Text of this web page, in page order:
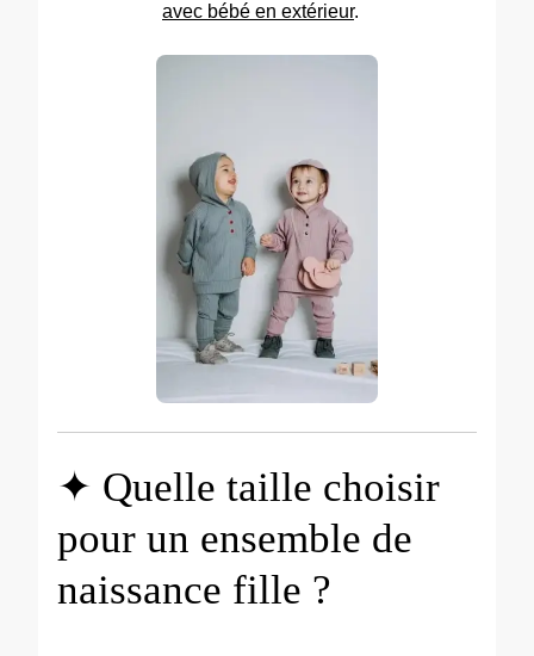
avec bébé en extérieur.
✦ Quelle taille choisir
pour un ensemble de
naissance fille ?